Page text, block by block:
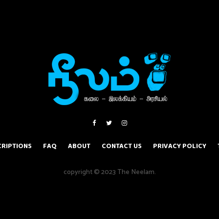
FAQ ABOUT CONTACT US PRIVACY POLICY
copyright © 2023 The Neelam.